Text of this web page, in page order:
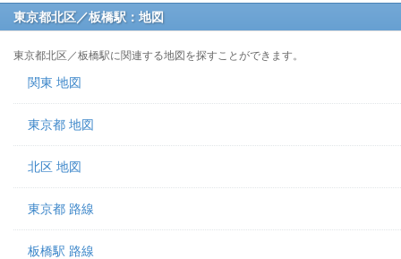
東京都北区／板橋駅：地図
東京都北区／板橋駅に関連する地図を探すことができます。
関東 地図
東京都 地図
北区 地図
東京都 路線
板橋駅 路線